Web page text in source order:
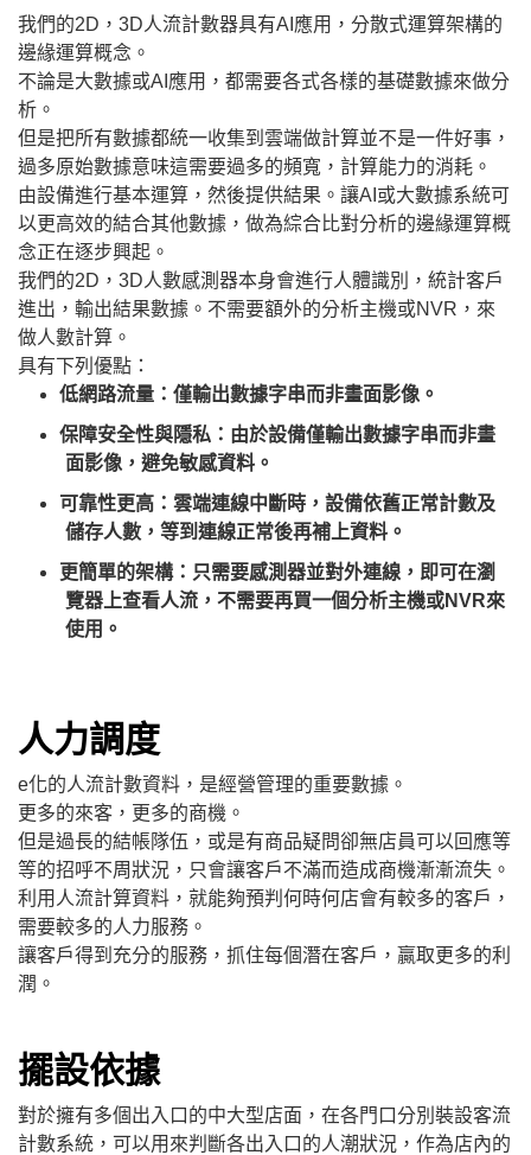
我們的2D，3D人流計數器具有AI應用，分散式運算架構的
邊緣運算概念。
不論是大數據或AI應用，都需要各式各樣的基礎數據來做分
析。
但是把所有數據都統一收集到雲端做計算並不是一件好事，
過多原始數據意味這需要過多的頻寬，計算能力的消耗。
由設備進行基本運算，然後提供結果。讓AI或大數據系統可
以更高效的結合其他數據，做為綜合比對分析的邊緣運算概
念正在逐步興起。
我們的2D，3D人數感測器本身會進行人體識別，統計客戶
進出，輸出結果數據。不需要額外的分析主機或NVR，來
做人數計算。
具有下列優點：
低網路流量：僅輸出數據字串而非畫面影像。
保障安全性與隱私：由於設備僅輸出數據字串而非畫
面影像，避免敏感資料。
可靠性更高：雲端連線中斷時，設備依舊正常計數及
儲存人數，等到連線正常後再補上資料。
更簡單的架構：只需要感測器並對外連線，即可在瀏
覽器上查看人流，不需要再買一個分析主機或NVR來
使用。
人力調度
e化的人流計數資料，是經營管理的重要數據。
更多的來客，更多的商機。
但是過長的結帳隊伍，或是有商品疑問卻無店員可以回應等
等的招呼不周狀況，只會讓客戶不滿而造成商機漸漸流失。
利用人流計算資料，就能夠預判何時何店會有較多的客戶，
需要較多的人力服務。
讓客戶得到充分的服務，抓住每個潛在客戶，贏取更多的利
潤。
擺設依據
對於擁有多個出入口的中大型店面，在各門口分別裝設客流
計數系統，可以用來判斷各出入口的人潮狀況，作為店內的